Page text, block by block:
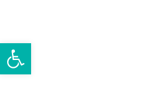
Abrir barra de herramientas